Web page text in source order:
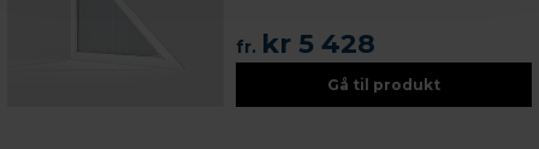
fr. kr 5 428
Gå til produkt